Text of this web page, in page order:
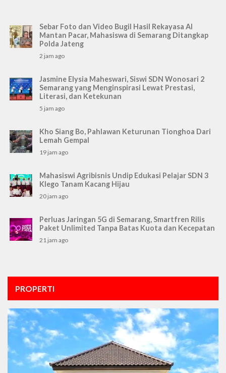
Sebar Foto dan Video Bugil Hasil Rekayasa AI
Mantan Pacar, Mahasiswa di Semarang Ditangkap
Polda Jateng
2 jam ago
Jasmine Elysia Maheswari, Siswi SDN Wonosari 2
Semarang yang Menginspirasi Lewat Prestasi,
Literasi, dan Ketekunan
5 jam ago
Kho Siang Bo, Pahlawan Keturunan Tionghoa Dari
Lemah Gempal
19 jam ago
Mahasiswi Agribisnis Undip Edukasi Pelajar SDN 3
Klego Tanam Kacang Hijau
20 jam ago
Perluas Jaringan 5G di Semarang, Smartfren Rilis
Paket Unlimited Tanpa Batas Kuota dan Kecepatan
21 jam ago
PROPERTI